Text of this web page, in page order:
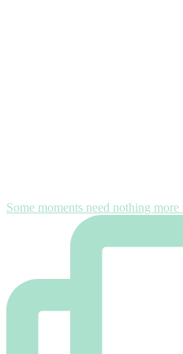
Some moments need nothing